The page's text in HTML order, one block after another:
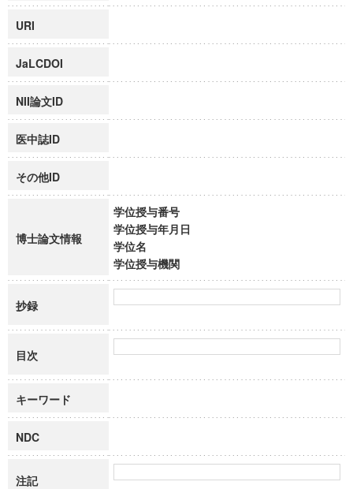
URI
JaLCDOI
NII論文ID
医中誌ID
その他ID
博士論文情報
学位授与番号
学位授与年月日
学位名
学位授与機関
抄録
目次
キーワード
NDC
注記